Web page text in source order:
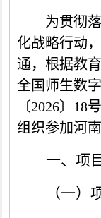
为贯彻
化战略行动
通，根据教
全国师生数
〔2026〕 18
组织参加河
一、 项
（一）